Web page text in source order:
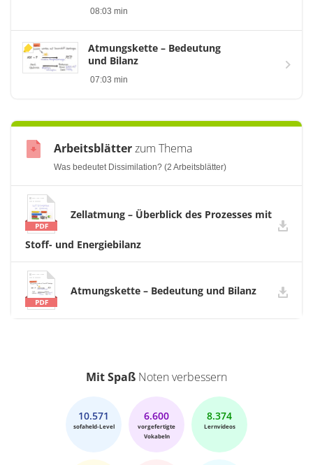
08:03 min
Atmungskette – Bedeutung
und Bilanz
07:03 min
Arbeitsblätterzum Thema
Was bedeutet Dissimilation? (2 Arbeitsblätter)
Zellatmung – Überblick des Prozesses mit
Stoff- und Energiebilanz
Atmungskette – Bedeutung und Bilanz
Mit Spaß Noten verbessern
10.571
sofaheld-Level
6.600
vorgefertigte
Vokabeln
8.374
Lernvideos